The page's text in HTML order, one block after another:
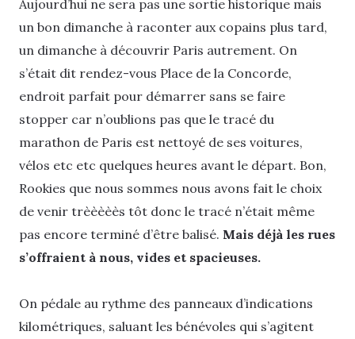
Aujourd’hui ne sera pas une sortie historique mais
un bon dimanche à raconter aux copains plus tard,
un dimanche à découvrir Paris autrement. On
s’était dit rendez-vous Place de la Concorde,
endroit parfait pour démarrer sans se faire
stopper car n’oublions pas que le tracé du
marathon de Paris est nettoyé de ses voitures,
vélos etc etc quelques heures avant le départ. Bon,
Rookies que nous sommes nous avons fait le choix
de venir trèèèèès tôt donc le tracé n’était même
pas encore terminé d’être balisé. Mais déjà les rues
s’offraient à nous, vides et spacieuses.
On pédale au rythme des panneaux d’indications
kilométriques, saluant les bénévoles qui s’agitent